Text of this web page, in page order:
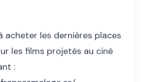
acheter les dernières places
les films projetés au ciné
: